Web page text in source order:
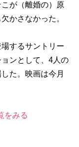
が（離婚の）原
かさなかった。
するサントリー
ョンとして、4人の
た。映画は今月